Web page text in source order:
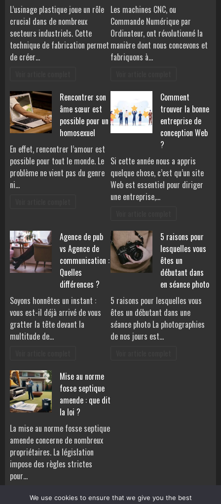
L’usinage plastique joue un rôle
crucial dans de nombreux
secteurs industriels. Cette
technique de fabrication permet
de créer…
Les machines CNC, ou
Commande Numérique par
Ordinateur, ont révolutionné la
manière dont nous concevons et
fabriquons à…
Rencontrer son
âme sœur est
possible pour un
homosexuel
En effet, rencontrer l’amour est
possible pour tout le monde. Le
problème ne vient pas du genre
ni…
Comment
trouver la bonne
entreprise de
conception Web
?
Si cette année nous a appris
quelque chose, c’est qu’un site
Web est essentiel pour diriger
une entreprise,…
Agence de pub
vs Agence de
communication :
Quelles
différences ?
Soyons honnêtes un instant :
vous est-il déjà arrivé de vous
gratter la tête devant la
multitude de…
5 raisons pour
lesquelles vous
êtes un
débutant dans
en séance photo
5 raisons pour lesquelles vous
êtes un débutant dans une
séance photo La photographies
de nos jours est…
Mise au norme
fosse septique
amende : que dit
la loi ?
La mise au norme fosse septique
amende concerne de nombreux
propriétaires. La législation
impose des règles strictes
pour…
Voir article complet
We use cookies to ensure that we give you the best